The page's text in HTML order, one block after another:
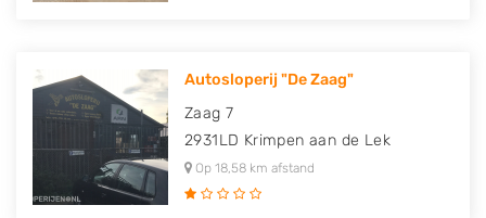
Autosloperij "De Zaag"
Zaag 7
2931LD Krimpen aan de Lek
Op 18,58 km afstand